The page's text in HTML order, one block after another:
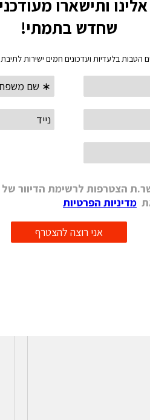
קפסולות תמתי בלאק לייבל-
תואמות למכונת נספרסו